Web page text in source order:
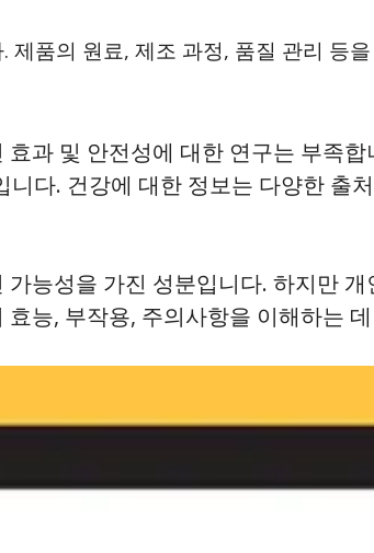
제품의 원료, 제조 과정, 품질 관리 등
과 및 안전성에 대한 연구는 부족
니다. 건강에 대한 정보는 다양한 출
능성을 가진 성분입니다. 하지만
능, 부작용, 주의사항을 이해하는